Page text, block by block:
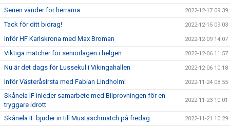
Serien vänder för herrarna 2022-12-17 09:39
Tack för ditt bidrag! 2022-12-15 09:03
Inför HF Karlskrona med Max Broman 2022-12-09 14:07
Viktiga matcher för seniorlagen i helgen 2022-12-06 11:57
Nu är det dags för Lussekul i Vikingahallen 2022-12-06 10:18
Inför VästeråsIrsta med Fabian Lindholm! 2022-11-24 08:55
Skånela IF inleder samarbete med Bilprovningen för en
tryggare idrott
2022-11-23 10:01
Skånela IF bjuder in till Mustaschmatch på fredag 2022-11-21 10:29